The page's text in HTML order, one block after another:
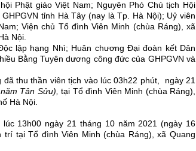
Phật giáo Việt Nam; Nguyên Phó Chủ tịch Hội
tỉnh Hà Tây (nay là Tp. Hà Nội); Uỷ viên
Viện chủ Tổ đình Viên Minh (chùa Ráng), xã
Nội.
lập hạng Nhì; Huân chương Đại đoàn kết Dân
Bằng Tuyên dương công đức của GHPGVN và
thu thần viên tịch vào lúc 03h22 phút, ngày 21
Tân Sửu),tại Tổ đình Viên Minh (chùa Ráng),
Hà Nội.
13h00 ngày 21 tháng 10 năm 2021 (ngày 16
tại Tổ đình Viên Minh (chùa Ráng), xã Quang